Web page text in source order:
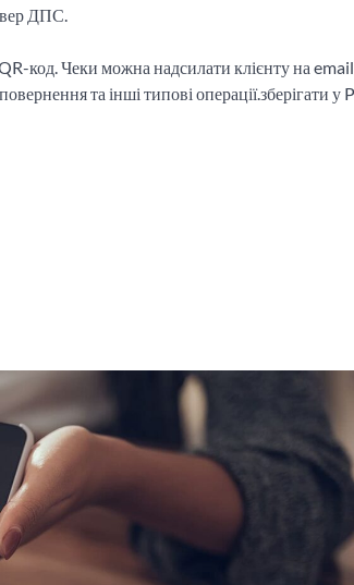
ДПС.
код. Чеки можна надсилати клієнту на
та інші типові операції.зберігати у